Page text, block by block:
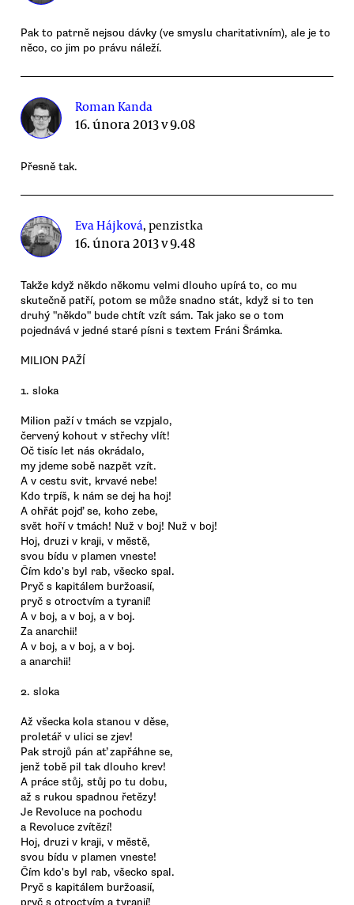
Pak to patrně nejsou dávky (ve smyslu charitativním), ale je to
něco, co jim po právu náleží.
Roman Kanda
16. února 2013 v 9.08
Přesně tak.
Eva Hájková, penzistka
16. února 2013 v 9.48
Takže když někdo někomu velmi dlouho upírá to, co mu
skutečně patří, potom se může snadno stát, když si to ten
druhý "někdo" bude chtít vzít sám. Tak jako se o tom
pojednává v jedné staré písni s textem Fráni Šrámka.
MILION PAŽÍ
1. sloka
Milion paží v tmách se vzpjalo,
červený kohout v střechy vlít!
Oč tisíc let nás okrádalo,
my jdeme sobě nazpět vzít.
A v cestu svit, krvavé nebe!
Kdo trpíš, k nám se dej ha hoj!
A ohřát pojď se, koho zebe,
svět hoří v tmách! Nuž v boj! Nuž v boj!
Hoj, druzi v kraji, v městě,
svou bídu v plamen vneste!
Čím kdo's byl rab, všecko spal.
Pryč s kapitálem buržoasií,
pryč s otroctvím a tyranií!
A v boj, a v boj, a v boj.
Za anarchii!
A v boj, a v boj, a v boj.
a anarchii!
2. sloka
Až všecka kola stanou v děse,
proletář v ulici se zjev!
Pak strojů pán ať zapřáhne se,
jenž tobě pil tak dlouho krev!
A práce stůj, stůj po tu dobu,
až s rukou spadnou řetězy!
Je Revoluce na pochodu
a Revoluce zvítězí!
Hoj, druzi v kraji, v městě,
svou bídu v plamen vneste!
Čím kdo's byl rab, všecko spal.
Pryč s kapitálem buržoasií,
pryč s otroctvím a tyranií!